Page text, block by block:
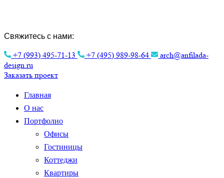
Свяжитесь с нами:
+7 (993) 495-71-13 +7 (495) 989-98-64
arch@anfilada-
design.ru
Заказать проект
Главная
О нас
Портфолио
Офисы
Гостиницы
Коттеджи
Квартиры